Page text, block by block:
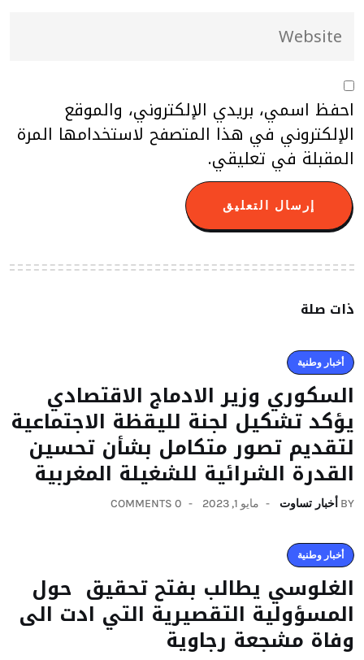
احفظ اسمي، بريدي الإلكتروني، والموقع
الإلكتروني في هذا المتصفح لاستخدامها المرة
المقبلة في تعليقي.
ذات صلة
أخبار وطنية
السكوري وزير الادماج الاقتصادي
يؤكد تشكيل لجنة لليقظة الاجتماعية
لتقديم تصور متكامل بشأن تحسين
القدرة الشرائية للشغيلة المغربية
BY أخبار تساوت مايو 1, 2023 0 COMMENTS
أخبار وطنية
الغلوسي يطالب بفتح تحقيق حول
المسؤولية التقصيرية التي ادت الى
وفاة مشجعة رجاوية